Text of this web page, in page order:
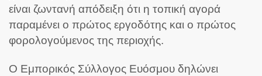
είναι ζωντανή απόδειξη ότι η τοπική αγορά
παραμένει ο πρώτος εργοδότης και ο πρώτος
φορολογούμενος της περιοχής.
Ο Εμπορικός Σύλλογος Ευόσμου δηλώνει